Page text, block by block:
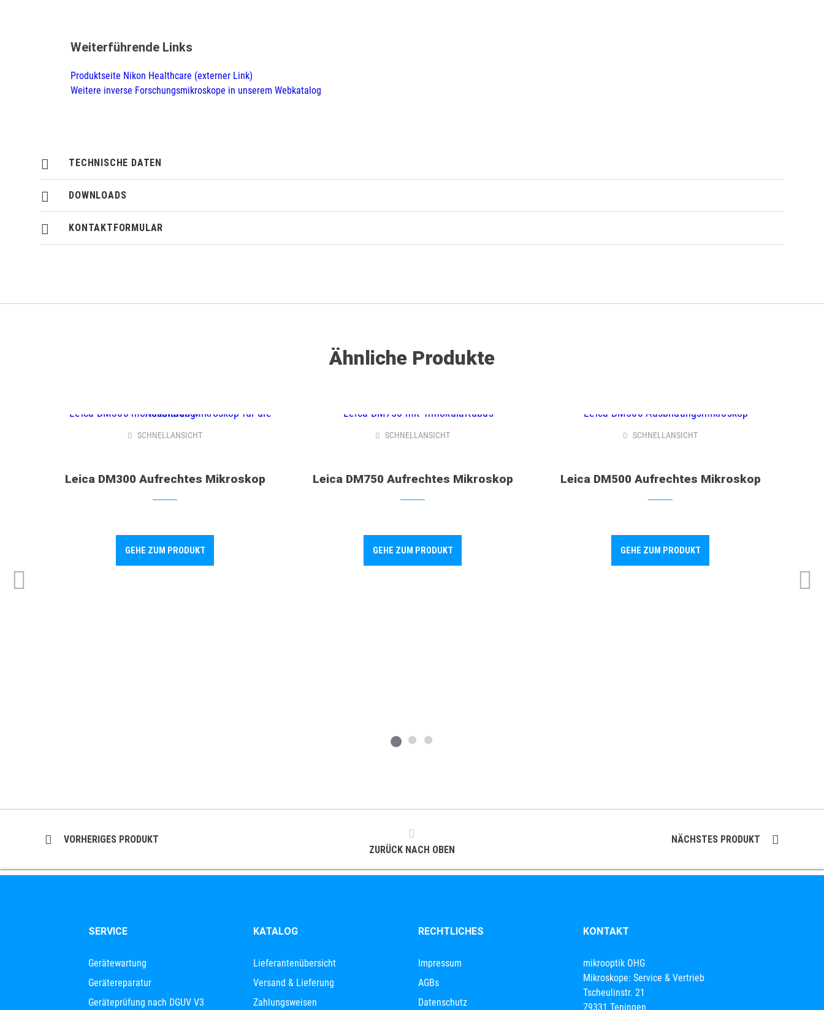
Weiterführende Links
Produktseite Nikon Healthcare (externer Link)
Weitere inverse Forschungsmikroskope in unserem Webkatalog
TECHNISCHE DATEN
DOWNLOADS
KONTAKTFORMULAR
Ähnliche Produkte
SCHNELLANSICHT
Leica DM300 Aufrechtes Mikroskop
GEHE ZUM PRODUKT
SCHNELLANSICHT
Leica DM750 Aufrechtes Mikroskop
GEHE ZUM PRODUKT
SCHNELLANSICHT
Leica DM500 Aufrechtes Mikroskop
GEHE ZUM PRODUKT
VORHERIGES PRODUKT
NÄCHSTES PRODUKT
ZURÜCK NACH OBEN
SERVICE
Gerätewartung
Gerätereparatur
Geräteprüfung nach DGUV V3
KATALOG
Lieferantenübersicht
Versand & Lieferung
Zahlungsweisen
RECHTLICHES
Impressum
AGBs
Datenschutz
KONTAKT
mikrooptik OHG
Mikroskope: Service & Vertrieb
Tscheulinstr. 21
79331 Teningen